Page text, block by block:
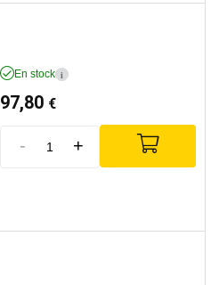
En stock i
97,80 €
- +